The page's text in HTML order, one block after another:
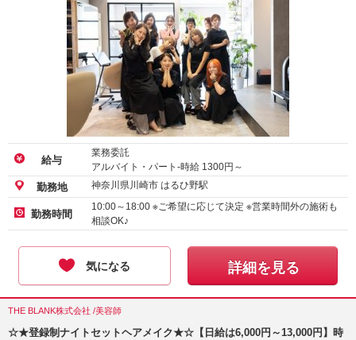
給与
業務委託
アルバイト・パート-時給 1300円～
勤務地 神奈川県川崎市 はるひ野駅
勤務時間
10:00～18:00 ※ご希望に応じて決定 ※営業時間外の施術も
相談OK♪
気になる 詳細を見る
THE BLANK株式会社 /美容師
☆★登録制ナイトセットヘアメイク★☆【日給は6,000円～13,000円】時